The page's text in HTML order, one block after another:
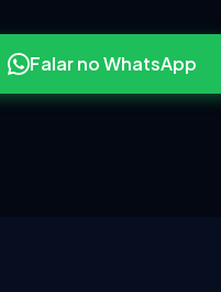
Falar no WhatsApp